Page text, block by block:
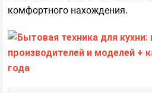
комфортного нахождения.